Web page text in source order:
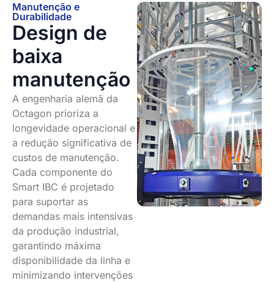
Manutenção e
Durabilidade
Design de
baixa
manutenção
A engenharia alemã da
Octagon prioriza a
longevidade operacional e
a redução significativa de
custos de manutenção.
Cada componente do
Smart IBC é projetado
para suportar as
demandas mais intensivas
da produção industrial,
garantindo máxima
disponibilidade da linha e
minimizando intervenções